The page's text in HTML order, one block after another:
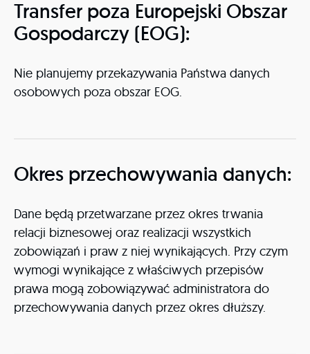
Transfer poza Europejski Obszar
Gospodarczy (EOG):
Nie planujemy przekazywania Państwa danych
osobowych poza obszar EOG.
Okres przechowywania danych:
Dane będą przetwarzane przez okres trwania
relacji biznesowej oraz realizacji wszystkich
zobowiązań i praw z niej wynikających. Przy czym
wymogi wynikające z właściwych przepisów
prawa mogą zobowiązywać administratora do
przechowywania danych przez okres dłuższy.